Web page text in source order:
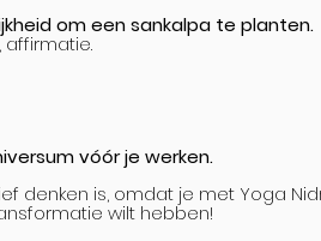
om een sankalpa te planten.
affirmatie.
vóór je werken.
denken is, omdat je met Yoga
wilt hebben!